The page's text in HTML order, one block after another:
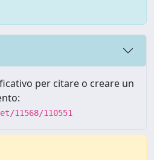
per citare o creare un
11568/110551